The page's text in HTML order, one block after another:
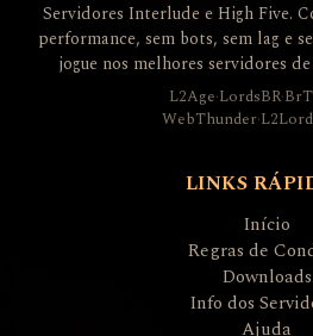
Servidores Interlude e High Five.
performance, sem bots, sem lag e
jogue nos melhores servidores
L2Age·LordsBR·
WebThunder·
LINKS
Início
Regras de
Downloads
Info dos
Ajuda